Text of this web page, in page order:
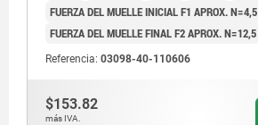
FUERZA DEL MUELLE INICIAL F1 APROX. N=4,5
FUERZA DEL MUELLE FINAL F2 APROX. N=12,5
Referencia: 03098-40-110606
$153.82
más IVA.